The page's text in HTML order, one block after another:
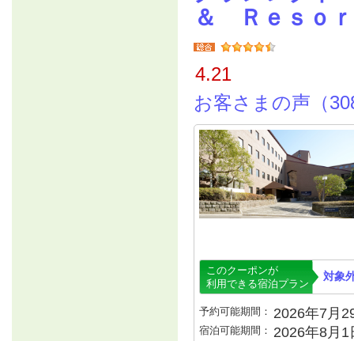
＆ Ｒｅｓｏ
4.21
お客さまの声（
このクーポンが
利用できる宿泊プラン
対象
予約可能期間： 2026年7月
宿泊可能期間： 2026年8月